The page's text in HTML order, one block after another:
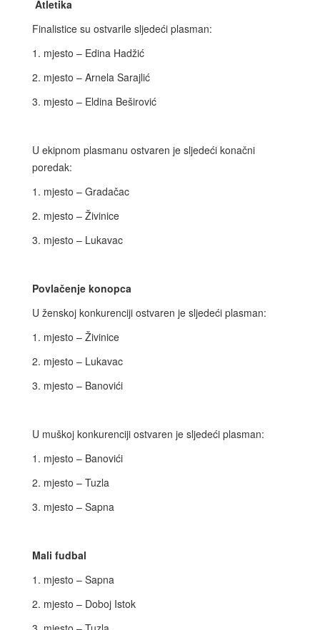
Atletika
Finalistice su ostvarile sljedeći plasman:
1. mjesto – Edina Hadžić
2. mjesto – Arnela Sarajlić
3. mjesto – Eldina Beširović
U ekipnom plasmanu ostvaren je sljedeći konačni
poredak:
1. mjesto – Gradačac
2. mjesto – Živinice
3. mjesto – Lukavac
Povlačenje konopca
U ženskoj konkurenciji ostvaren je sljedeći plasman:
1. mjesto – Živinice
2. mjesto – Lukavac
3. mjesto – Banovići
U muškoj konkurenciji ostvaren je sljedeći plasman:
1. mjesto – Banovići
2. mjesto – Tuzla
3. mjesto – Sapna
Mali fudbal
1. mjesto – Sapna
2. mjesto – Doboj Istok